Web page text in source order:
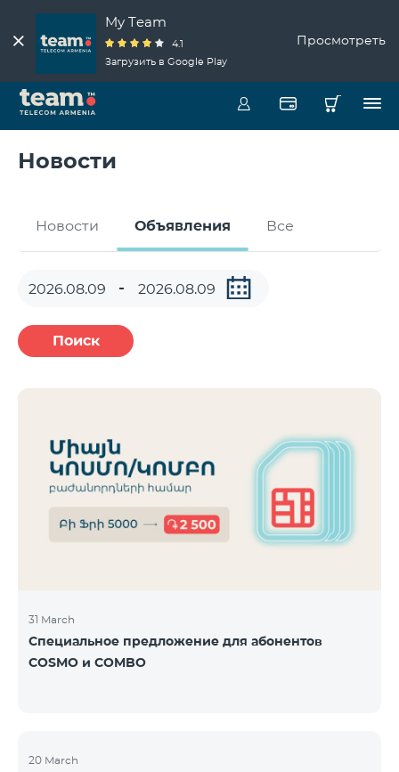
My Team
4.1
Загрузить в Google Play
Просмотреть
Новости
Новости Объявления Все
Поиск
31 March
Специальное предложение для абонентов
COSMO и COMBO
20 March